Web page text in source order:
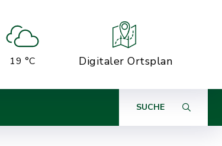
19 °C Digitaler Ortsplan
SUCHE